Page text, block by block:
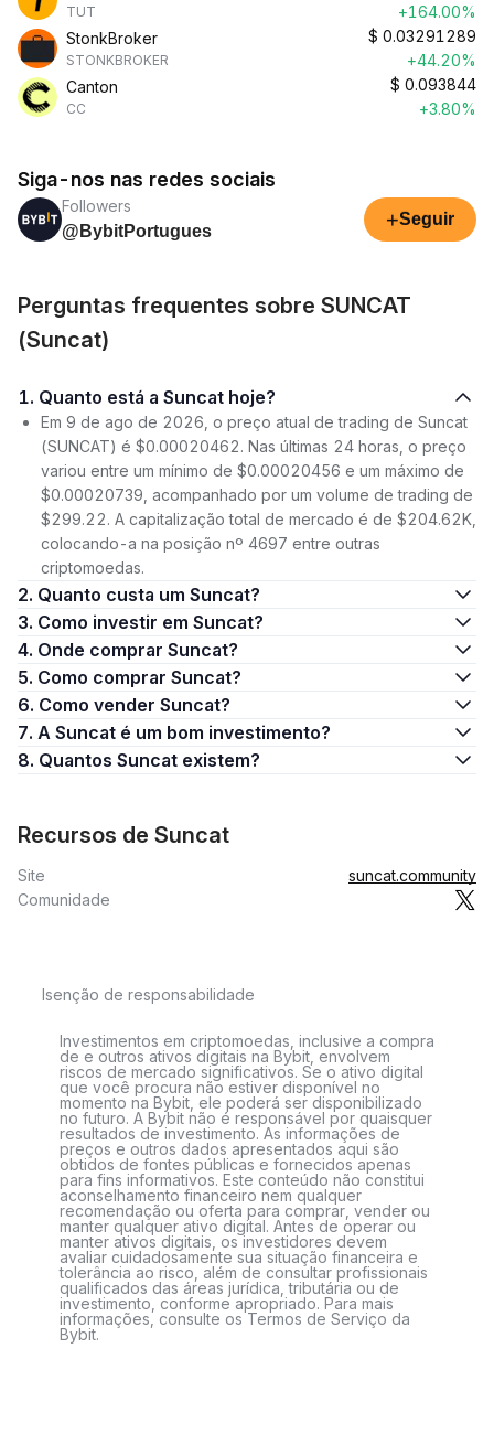
TUT
+164.00%
StonkBroker
STONKBROKER
$ 0.03291289
+44.20%
Canton
CC
$ 0.093844
+3.80%
Siga-nos nas redes sociais
Followers
@BybitPortugues
+Seguir
Perguntas frequentes sobre SUNCAT
(Suncat)
1. Quanto está a Suncat hoje?
Em 9 de ago de 2026, o preço atual de trading de Suncat
(SUNCAT) é $0.00020462. Nas últimas 24 horas, o preço
variou entre um mínimo de $0.00020456 e um máximo de
$0.00020739, acompanhado por um volume de trading de
$299.22. A capitalização total de mercado é de $204.62K,
colocando-a na posição nº 4697 entre outras
criptomoedas.
2. Quanto custa um Suncat?
3. Como investir em Suncat?
4. Onde comprar Suncat?
5. Como comprar Suncat?
6. Como vender Suncat?
7. A Suncat é um bom investimento?
8. Quantos Suncat existem?
Recursos de Suncat
Site
suncat.community
Comunidade
Isenção de responsabilidade
Investimentos em criptomoedas, inclusive a compra
de e outros ativos digitais na Bybit, envolvem
riscos de mercado significativos. Se o ativo digital
que você procura não estiver disponível no
momento na Bybit, ele poderá ser disponibilizado
no futuro. A Bybit não é responsável por quaisquer
resultados de investimento. As informações de
preços e outros dados apresentados aqui são
obtidos de fontes públicas e fornecidos apenas
para fins informativos. Este conteúdo não constitui
aconselhamento financeiro nem qualquer
recomendação ou oferta para comprar, vender ou
manter qualquer ativo digital. Antes de operar ou
manter ativos digitais, os investidores devem
avaliar cuidadosamente sua situação financeira e
tolerância ao risco, além de consultar profissionais
qualificados das áreas jurídica, tributária ou de
investimento, conforme apropriado. Para mais
informações, consulte os Termos de Serviço da
Bybit.